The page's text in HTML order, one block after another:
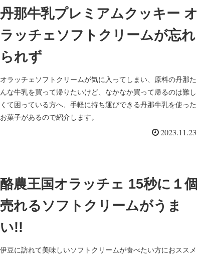
丹那牛乳プレミアムクッキー オ
ラッチェソフトクリームが忘れ
られず
オラッチェソフトクリームが気に入ってしまい、原料の丹那た
んな牛乳を買って帰りたいけど、なかなか買って帰るのは難し
くて困っている方へ、手軽に持ち運びできる丹那牛乳を使った
お菓子があるので紹介します。
2023.11.23
酪農王国オラッチェ 15秒に１個
売れるソフトクリームがうま
い!!
伊豆に訪れて美味しいソフトクリームが食べたい方におススメ